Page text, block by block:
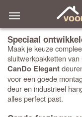
Speciaal
Maak je keuze
sluitwerkpakketten
CanDo Elegant
voor een goede
deur en industrieel
alles perfect past.